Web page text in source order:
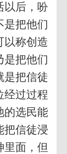
以后，吩
是把他们
以称创造
是把他们
是把信徒
经过过程
的选民能
把信徒浸
里面，但